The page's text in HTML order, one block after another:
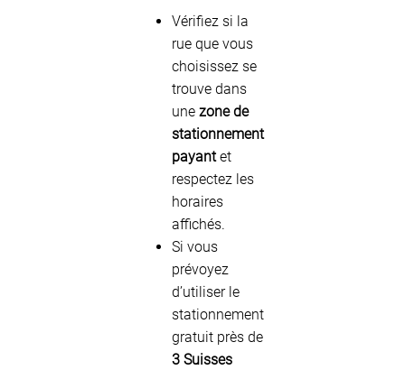
Vérifiez si la
rue que vous
choisissez se
trouve dans
une zone de
stationnement
payantet
respectez les
horaires
affichés.
Si vous
prévoyez
d’utiliser le
stationnement
gratuit près de
3 Suisses